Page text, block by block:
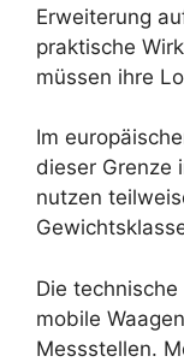
Erweiterung
praktische
müssen ihre
Im
dieser Grenze
nutzen
Die
mobile
Messstellen.